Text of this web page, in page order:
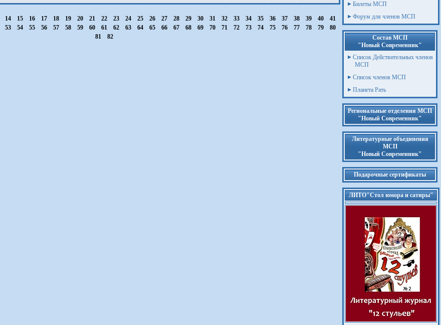
14 15 16 17 18 19 20 21 22 23 24 25 26 27 28 29 30 31 32 33 34 35 36 37 38 39 40
41
53 54 55 56 57 58 59 60 61 62 63 64 65 66 67 68 69 70 71 72 73 74 75 76 77 78 79
80
81
82
Билеты МСП
Форум для членов МСП
Состав МСП
"Новый Современник"
Список Действительных членов
МСП
Список членов МСП
Планета Рать
Региональные отделения МСП
"Новый Современник"
Литературные объединения
МСП
"Новый Современник"
Подарочные сертификаты
ЛИТО"Стол юмора и сатиры"